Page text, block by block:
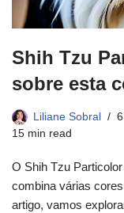
Shih Tzu
sobre esta
Liliane Sobral
15 min read
O Shih Tzu
combina várias
artigo, vamos